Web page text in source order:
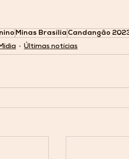
Minas Brasília Candangão
Últimas notícias